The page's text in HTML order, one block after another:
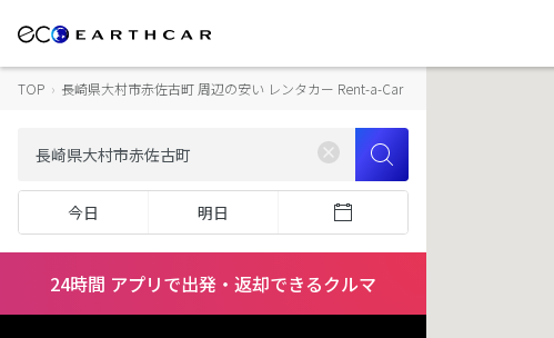
TOP › 長崎県大村市赤佐古町 周辺の安い レンタカー Rent-a-Car
今日 明日
24時間 アプリで出発・返却できるクルマ